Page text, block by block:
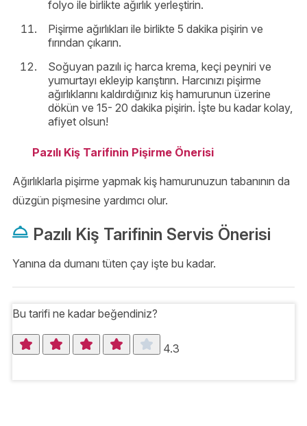
folyo ile birlikte ağırlık yerleştirin.
Pişirme ağırlıkları ile birlikte 5 dakika pişirin ve
fırından çıkarın.
Soğuyan pazılı iç harca krema, keçi peyniri ve
yumurtayı ekleyip karıştırın. Harcınızı pişirme
ağırlıklarını kaldırdığınız kiş hamurunun üzerine
dökün ve 15- 20 dakika pişirin. İşte bu kadar kolay,
afiyet olsun!
Pazılı Kiş Tarifinin Pişirme Önerisi
Ağırlıklarla pişirme yapmak kiş hamurunuzun tabanının da
düzgün pişmesine yardımcı olur.
Pazılı Kiş Tarifinin Servis Önerisi
Yanına da dumanı tüten çay işte bu kadar.
Bu tarifi ne kadar beğendiniz?
4.3